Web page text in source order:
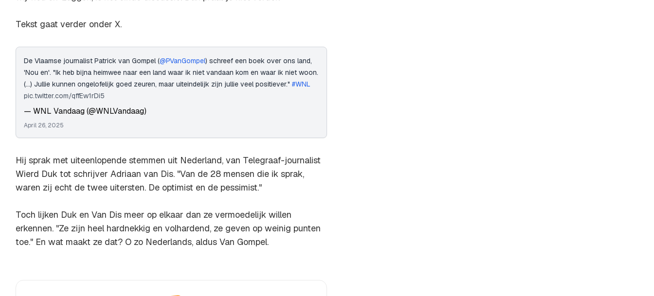
Tekst gaat verder onder X.
De Vlaamse journalist Patrick van Gompel (@PVanGompel) schreef een boek over ons land,
'Nou en'. "Ik heb bijna heimwee naar een land waar ik niet vandaan kom en waar ik niet woon.
(...) Jullie kunnen ongelofelijk goed zeuren, maar uiteindelijk zijn jullie veel positiever." #WNL
pic.twitter.com/qffEw1rDi5
— WNL Vandaag (@WNLVandaag)
April 26, 2025
Hij sprak met uiteenlopende stemmen uit Nederland, van Telegraaf-journalist
Wierd Duk tot schrijver Adriaan van Dis. "Van de 28 mensen die ik sprak,
waren zij echt de twee uitersten. De optimist en de pessimist."
Toch lijken Duk en Van Dis meer op elkaar dan ze vermoedelijk willen
erkennen. "Ze zijn heel hardnekkig en volhardend, ze geven op weinig punten
toe." En wat maakt ze dat? O zo Nederlands, aldus Van Gompel.